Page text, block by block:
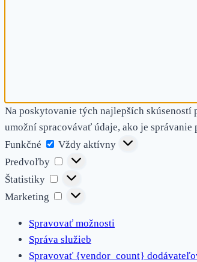
Na poskytovanie tých najlepších
umožní spracovávať údaje, ako je
Funkčné
Funkčné
Vždy aktívny
Predvoľby
Predvoľby
Štatistiky
Štatistiky
Marketing
Marketing
Spravovať možnosti
Správa služieb
Spravovať {vendor_count}